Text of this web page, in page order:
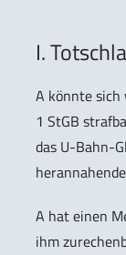
I.
A könnte sich
1 StGB
das U-Bahn-
A hat einen
ihm